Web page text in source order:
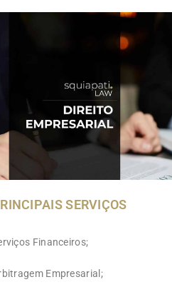
SERVIÇOS
Financeiros;
Empresarial;